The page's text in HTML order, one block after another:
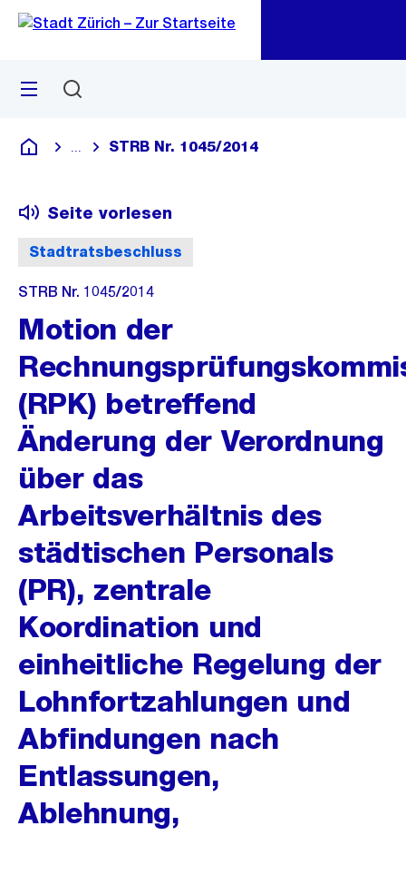
Navigation
Sprunglink
Menü
Deutsch
Blende alle Breadcrumbs ein
STRB Nr. 1045/2014
Stadtratsbeschluss
Seite vorlesen
STRB Nr. 1045/2014
Motion der
(RPK) betreffend
Änderung der Verordnung
über das
Arbeitsverhältnis des
städtischen Personals
(PR), zentrale
Koordination und
einheitliche Regelung der
Lohnfortzahlungen und
Abfindungen nach
Entlassungen,
Ablehnung,